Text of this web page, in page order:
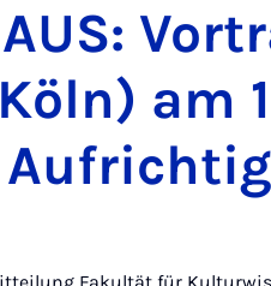
AUS:
am